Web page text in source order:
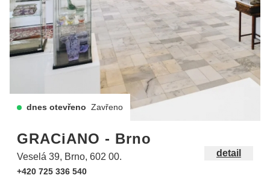
dnes otevřeno Zavřeno
GRACiANO - Brno
Veselá 39, Brno, 602 00.
+420 725 336 540
detail